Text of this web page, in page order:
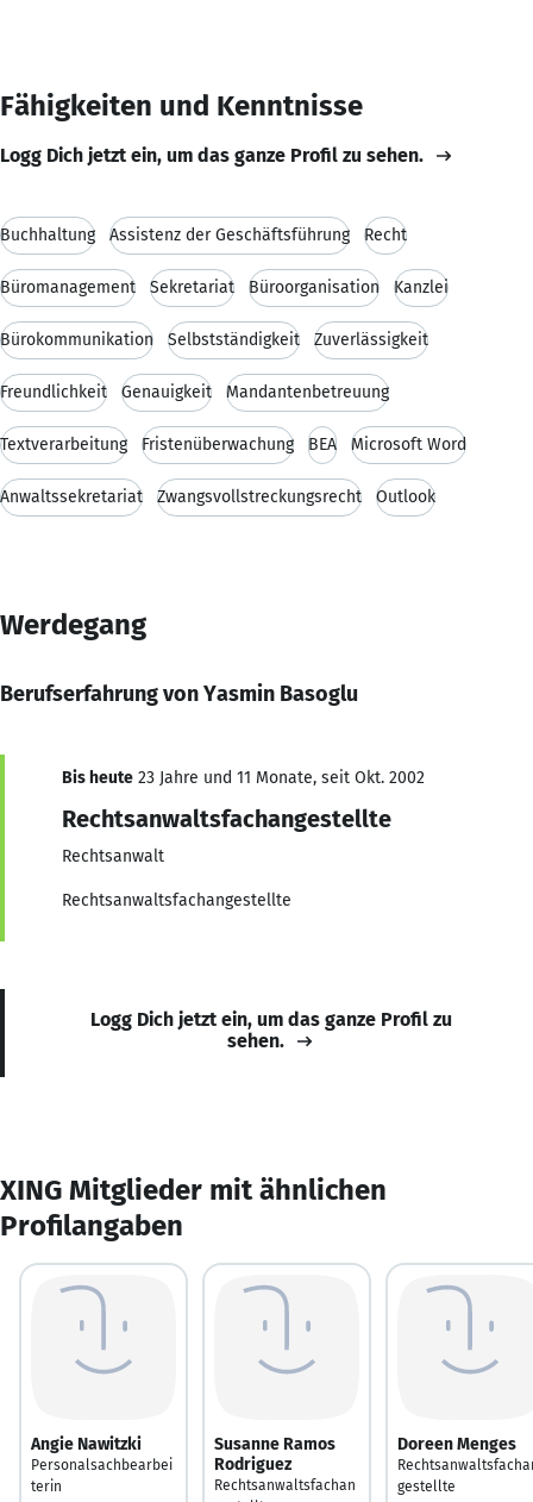
Fähigkeiten und Kenntnisse
Logg Dich jetzt ein, um das ganze Profil zu sehen.
Buchhaltung Assistenz der Geschäftsführung Recht
Büromanagement Sekretariat Büroorganisation Kanzlei
Bürokommunikation Selbstständigkeit Zuverlässigkeit
Freundlichkeit Genauigkeit Mandantenbetreuung
Textverarbeitung Fristenüberwachung BEA Microsoft Word
Anwaltssekretariat Zwangsvollstreckungsrecht Outlook
Werdegang
Berufserfahrung von Yasmin Basoglu
Bis heute 23 Jahre und 11 Monate, seit Okt. 2002
Rechtsanwaltsfachangestellte
Rechtsanwalt
Rechtsanwaltsfachangestellte
Logg Dich jetzt ein, um das ganze Profil zu
sehen.
XING Mitglieder mit ähnlichen
Profilangaben
Angie Nawitzki
Personalsachbearbei
terin
Susanne Ramos
Rodriguez
Rechtsanwaltsfachan
Doreen Menges
gestellte